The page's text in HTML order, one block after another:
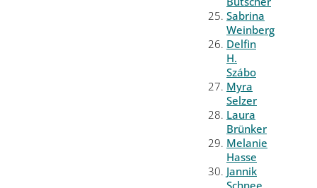
Sabrina
Weinberg
Delfin
H.
Szábo
Myra
Selzer
Laura
Brünker
Melanie
Hasse
Jannik
Schnee